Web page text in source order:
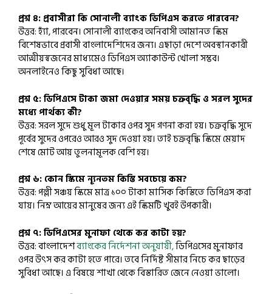
প্রশ্ন ৪: প্রবাসীরা কি সোনালী ব্যাংক ডিপিএস করতে পারবেন?
উত্তর: হ্যাঁ, পারবেন। সোনালী ব্যাংকের অনিবাসী আমানত স্কিম
বিশেষভাবে প্রবাসী বাংলাদেশিদের জন্য। এছাড়া দেশে অবস্থানকারী
আত্মীয়স্বজনের মাধ্যমেও ডিপিএস অ্যাকাউন্ট খোলা সম্ভব।
অনলাইনেও কিছু সুবিধা আছে।
প্রশ্ন ৫: ডিপিএসে টাকা জমা দেওয়ার সময় চক্রবৃদ্ধি ও সরল সুদের
মধ্যে পার্থক্য কী?
উত্তর: সরল সুদে শুধু মূল টাকার ওপর সুদ গণনা করা হয়। চক্রবৃদ্ধি সুদে
পূর্বের সুদের ওপরেও আরও সুদ দেওয়া হয়। তাই চক্রবৃদ্ধি স্কিমে মেয়াদ
শেষে মোট আয় তুলনামূলক বেশি হয়।
প্রশ্ন ৬: কোন স্কিমে ন্যূনতম কিস্তি সবচেয়ে কম?
উত্তর: পল্লী সঞ্চয় স্কিমে মাত্র ১০০ টাকা মাসিক কিস্তিতে ডিপিএস করা
যায়। নিম্ন আয়ের মানুষের জন্য এই স্কিমটি খুবই উপকারী।
প্রশ্ন ৭: ডিপিএসের মুনাফা থেকে কর কাটা হয়?
উত্তর: বাংলাদেশব্যাংকের নির্দেশনা অনুযায়ী,ডিপিএসের মুনাফার
ওপর উৎস কর কাটা হতে পারে। তবে নির্দিষ্ট সীমার নিচে কর ছাড়ের
সুবিধা আছে। এ বিষয়ে শাখা থেকে বিস্তারিত জেনে নেওয়া ভালো।